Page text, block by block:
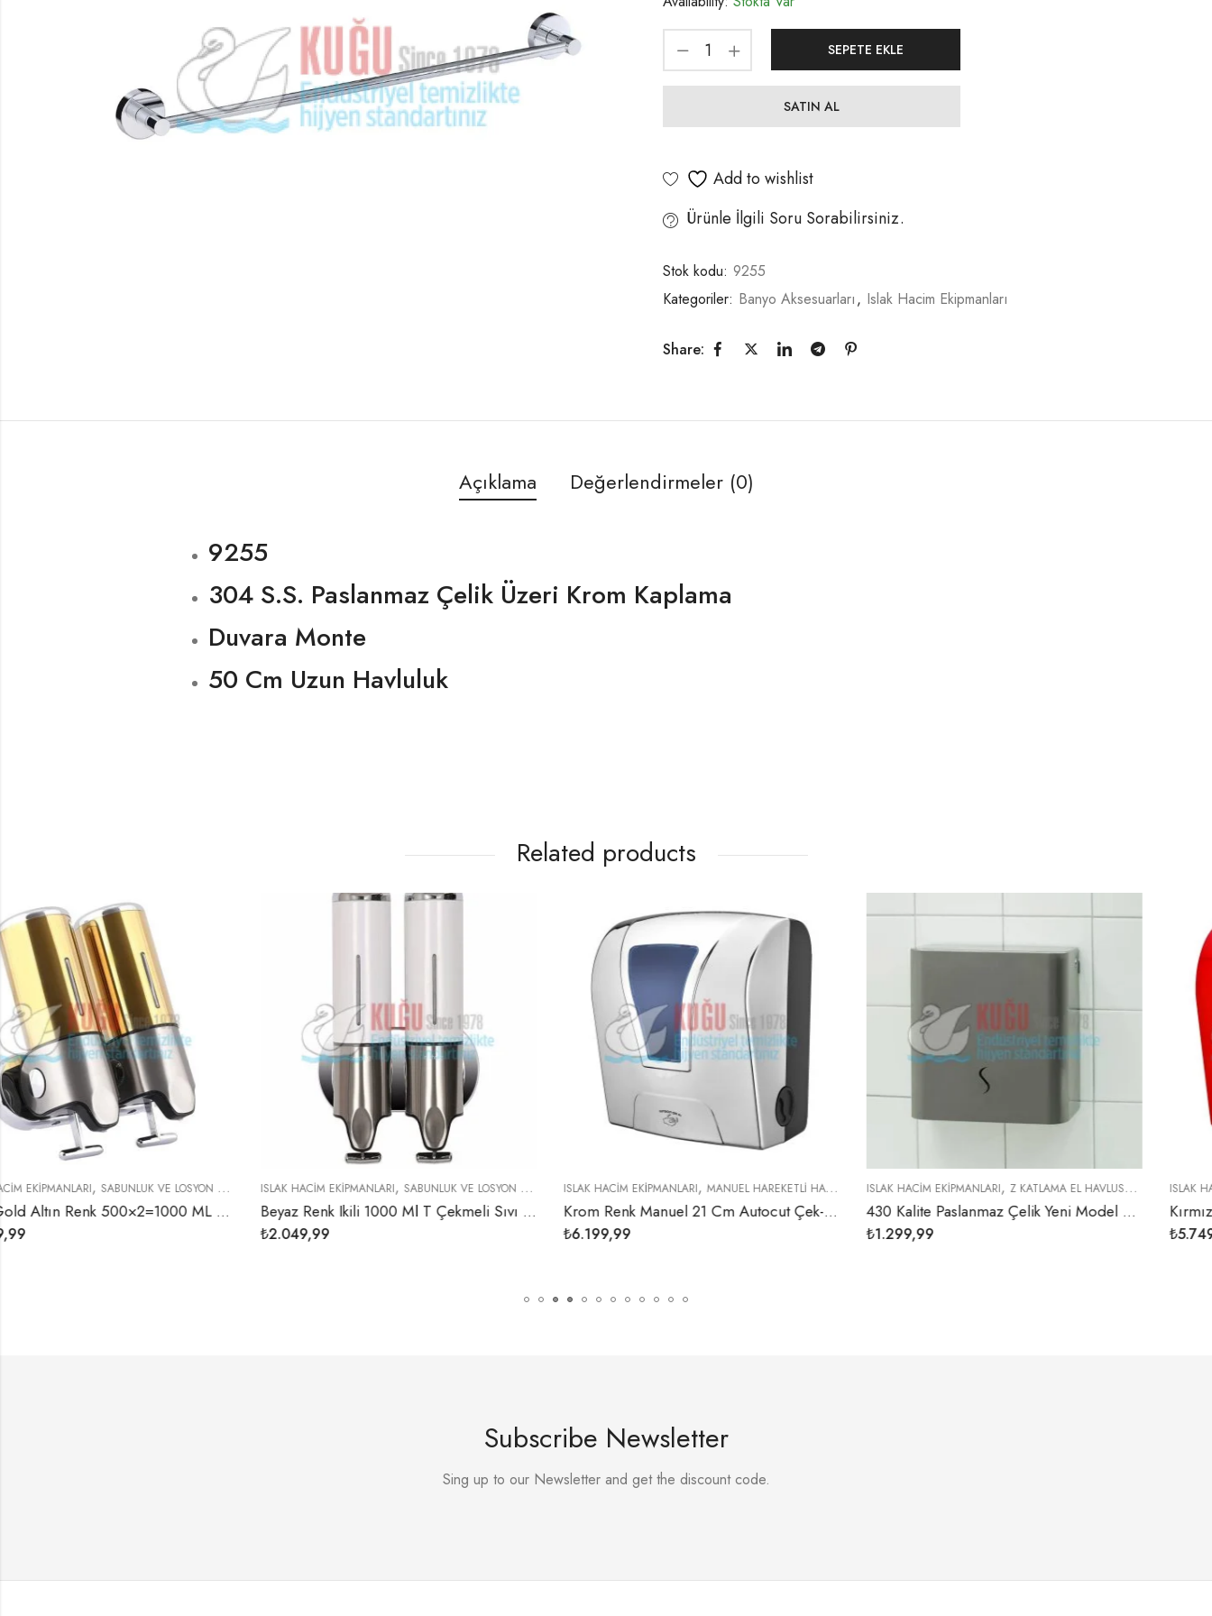
SEPETE EKLE
SATIN AL
Add to wishlist
Ürünle İlgili Soru Sorabilirsiniz.
Stok kodu: 9255
Kategoriler: Banyo Aksesuarları , Islak Hacim Ekipmanları
Share:
Açıklama Değerlendirmeler (0)
9255
304 S.S. Paslanmaz Çelik Üzeri Krom Kaplama
Duvara Monte
50 Cm Uzun Havluluk
Related products
ISLAK HACIM EKIPMANLARI,SABUNLUK VE LOSYON VERICILER
Beyaz Renk Ikili 1000 Ml T Çekmeli Sıvı Sabun Şampuan Duş Jeli Banyo Ve Mutfak Aparatı
₺
ISLAK HACIM EKIPMANLARI,MANUEL HAREKETLI HAVLU APARATLARI
Krom Renk Manuel 21 Cm Autocut Çek-Al Havlu Makinesi Aparatı (Elektrik Ve Pil İhtiyacı Duymaz)
₺
ISLAK HACIM EKIPMANLARI,Z KATLAMA EL HAVLUSU APARATI
430 Kalite Paslanmaz Çelik Yeni Model 400’lü Z Katlama El Havlusu Aparatı
₺
ISLAK HACIM EKIPMANLARI ,MANUEL HAREKETLI HAVLU APARATLARI
Kırmızı Renk Manuel 21 Cm Autocut Çek-Al Havlu Makinesi Aparatı (Elektrik Ve Pil İhtiyacı Duymaz)
₺
Subscribe Newsletter
Sing up to our Newsletter and get the discount code.